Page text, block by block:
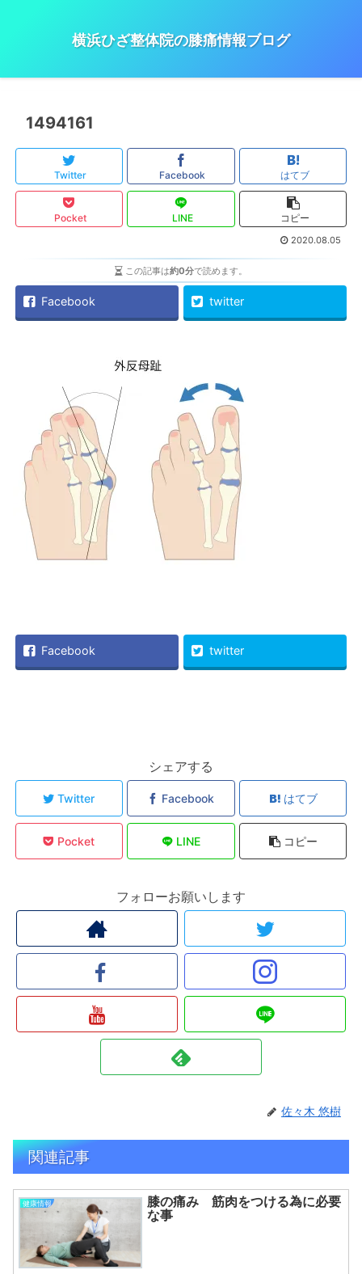
横浜ひざ整体院の膝痛情報ブログ
1494161
Twitter Facebook はてブ
Pocket LINE コピー
2020.08.05
この記事は約0分で読めます。
Facebook twitter
Facebook twitter
シェアする
Twitter Facebook はてブ
Pocket LINE コピー
フォローお願いします
佐々木 悠樹
関連記事
健康情報
膝の痛み 筋肉をつける為に必要
な事